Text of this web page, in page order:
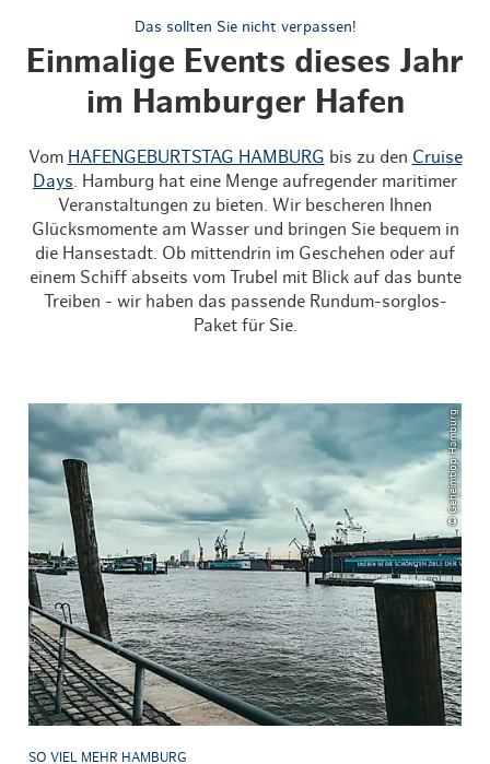
Das sollten Sie nicht verpassen!
Einmalige Events dieses Jahr
im Hamburger Hafen
Vom HAFENGEBURTSTAG HAMBURG bis zu den Cruise
Days . Hamburg hat eine Menge aufregender maritimer
Veranstaltungen zu bieten. Wir bescheren Ihnen
Glücksmomente am Wasser und bringen Sie bequem in
die Hansestadt. Ob mittendrin im Geschehen oder auf
einem Schiff abseits vom Trubel mit Blick auf das bunte
Treiben - wir haben das passende Rundum-sorglos-
Paket für Sie.
© Geheimtipp Hamburg
SO VIEL MEHR HAMBURG